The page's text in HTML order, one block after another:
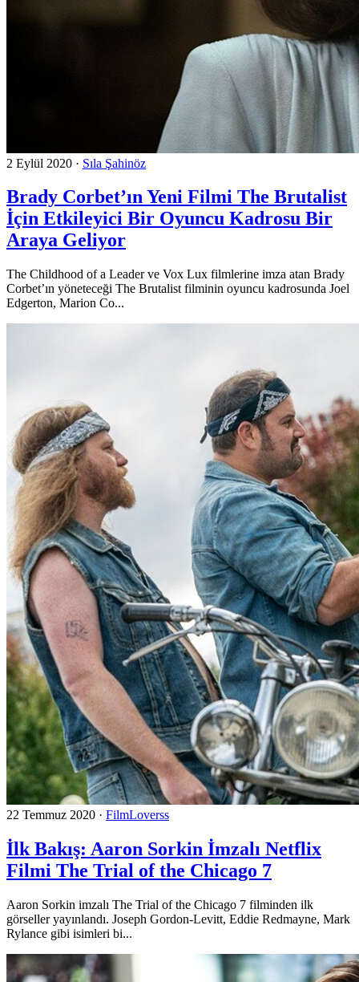
2 Eylül 2020 · Sıla Şahinöz
Brady Corbet’ın Yeni Filmi The Brutalist
İçin Etkileyici Bir Oyuncu Kadrosu Bir
Araya Geliyor
The Childhood of a Leader ve Vox Lux filmlerine imza atan Brady
Corbet’ın yöneteceği The Brutalist filminin oyuncu kadrosunda Joel
Edgerton, Marion Co...
22 Temmuz 2020 · FilmLoverss
İlk Bakış: Aaron Sorkin İmzalı Netflix
Filmi The Trial of the Chicago 7
Aaron Sorkin imzalı The Trial of the Chicago 7 filminden ilk
görseller yayınlandı. Joseph Gordon-Levitt, Eddie Redmayne, Mark
Rylance gibi isimleri bi...